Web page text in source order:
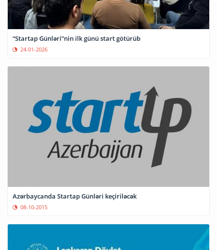
“Startap Günləri”nin ilk günü start götürüb
24-01-2026
Azərbaycanda Startap Günləri keçiriləcək
08-10-2015